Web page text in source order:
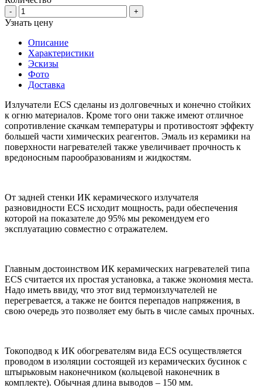
- +
Узнать цену
Описание
Характеристики
Эскизы
Фото
Доставка
Излучатели ECS сделаны из долговечных и конечно стойких
к огню материалов. Кроме того они также имеют отличное
сопротивление скачкам температуры и противостоят эффекту
большей части химических реагентов. Эмаль из керамики на
поверхности нагревателей также увеличивает прочность к
вредоносным парообразованиям и жидкостям.
От задней стенки ИК керамического излучателя
разновидности ECS исходит мощность, ради обеспечения
которой на показателе до 95% мы рекомендуем его
эксплуатацию совместно с отражателем.
Главным достоинством ИК керамических нагревателей типа
ECS считается их простая установка, а также экономия места.
Надо иметь ввиду, что этот вид термоизлучателей не
перегревается, а также не боится перепадов напряжения, в
свою очередь это позволяет ему быть в числе самых прочных.
Токоподвод к ИК обогревателям вида ECS осуществляется
проводом в изоляции состоящей из керамических бусинок с
штырьковым наконечником (кольцевой наконечник в
комплекте). Обычная длина выводов – 150 мм.